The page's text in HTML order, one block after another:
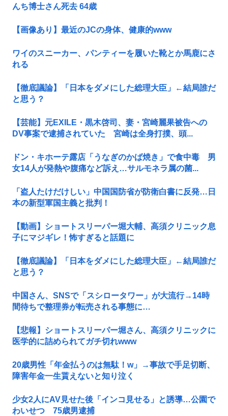
んち博士さん死去 64歳
【画像あり】最近のJCの身体、健康的www
ワイのスニーカー、パンティーを履いた靴とか馬鹿にさ
れる
【徹底議論】「日本をダメにした総理大臣」←結局誰だ
と思う？
【芸能】元EXILE・黒木啓司、妻・宮崎麗果被告への
DV事案で逮捕されていた 宮崎は全身打撲、頭...
ドン・キホーテ露店「うなぎのかば焼き」で食中毒 男
女14人が発熱や腹痛など訴え…サルモネラ属の菌...
「盗人たけだけしい」中国国防省が防衛白書に反発…日
本の新型軍国主義と批判！
【動画】ショートスリーパー堀大輔、高須クリニック息
子にマジギレ！怖すぎると話題に
【徹底議論】「日本をダメにした総理大臣」←結局誰だ
と思う？
中国さん、SNSで「スシロータワー」が大流行→14時
間待ちで整理券が転売される事態に…
【悲報】ショートスリーパー堀さん、高須クリニックに
医学的に詰められてガチ切れwww
20歳男性「年金払うのは無駄！w」→事故で手足切断、
障害年金一生貰えないと知り泣く
少女2人にAV見せた後「インコ見せる」と誘導…公園で
わいせつ 75歳男逮捕